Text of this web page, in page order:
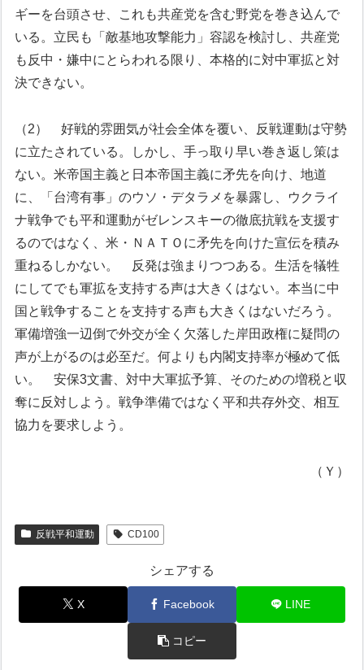
ギーを台頭させ、これも共産党を含む野党を巻き込んで
いる。立民も「敵基地攻撃能力」容認を検討し、共産党
も反中・嫌中にとらわれる限り、本格的に対中軍拡と対
決できない。
（2） 好戦的雰囲気が社会全体を覆い、反戦運動は守勢
に立たされている。しかし、手っ取り早い巻き返し策は
ない。米帝国主義と日本帝国主義に矛先を向け、地道
に、「台湾有事」のウソ・デタラメを暴露し、ウクライ
ナ戦争でも平和運動がゼレンスキーの徹底抗戦を支援す
るのではなく、米・ＮＡＴＯに矛先を向けた宣伝を積み
重ねるしかない。
反発は強まりつつある。生活を犠牲
にしてでも軍拡を支持する声は大きくはない。本当に中
国と戦争することを支持する声も大きくはないだろう。
軍備増強一辺倒で外交が全く欠落した岸田政権に疑問の
声が上がるのは必至だ。何よりも内閣支持率が極めて低
い。
安保3文書、対中大軍拡予算、そのための増税と収
奪に反対しよう。戦争準備ではなく平和共存外交、相互
協力を要求しよう。
（Ｙ）
反戦平和運動 CD100
シェアする
X Facebook LINE
コピー